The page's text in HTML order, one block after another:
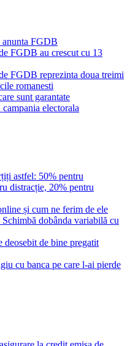
anunta FGDB
FGDB au crescut cu 13
FGDB reprezinta doua treimi
romanesti
sunt garantate
electorala
astfel: 50% pentru
distracție, 20% pentru
și cum ne ferim de ele
dobânda variabilă cu
deosebit de bine pregatit
cu banca pe care l-ai pierde